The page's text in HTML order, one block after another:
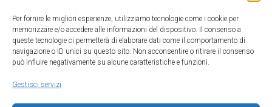
Per fornire le migliori esperienze, utilizziamo tecnologie come i cookie per
memorizzare e/o accedere alle informazioni del dispositivo. Il consenso a
queste tecnologie ci permetterà di elaborare dati come il comportamento di
navigazione o ID unici su questo sito. Non acconsentire o ritirare il consenso
può influire negativamente su alcune caratteristiche e funzioni.
Gestisci servizi
08.30 - 12.30 / 14 - 18
0522/909701
0522/909748